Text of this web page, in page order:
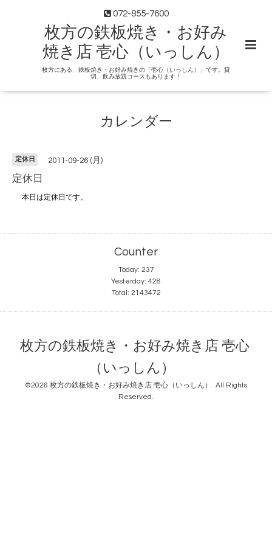
072-855-7600
枚方の鉄板焼き・お好み
焼き店 壱心（いっしん）
枚方にある、鉄板焼き・お好み焼きの「壱心（いっしん）」です。貸
切、飲み放題コースもあります！
カレンダー
定休日 2011-09-26 (月)
定休日
本日は定休日です。
Counter
Today: 237
Yesterday: 428
Total: 2143472
枚方の鉄板焼き・お好み焼き店 壱心
（いっしん）
©2026 枚方の鉄板焼き・お好み焼き店 壱心（いっしん） . All Rights
Reserved.